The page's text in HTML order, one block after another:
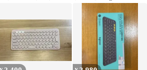
クール K380 キートッ